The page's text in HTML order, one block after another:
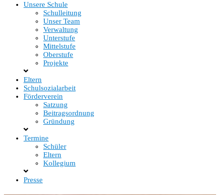
Unsere Schule
Schulleitung
Unser Team
Verwaltung
Unterstufe
Mittelstufe
Oberstufe
Projekte
Eltern
Schulsozialarbeit
Förderverein
Satzung
Beitragsordnung
Gründung
Termine
Schüler
Eltern
Kollegium
Presse